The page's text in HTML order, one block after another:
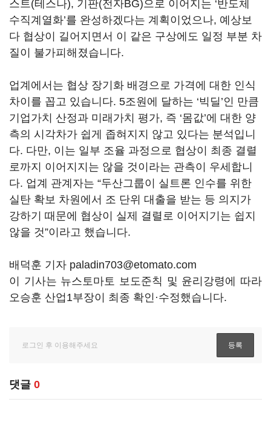
스트(테스나), 기판(전자BG)으로 이어지는 ‘반도체
수직계열화’를 완성하겠다는 계획이었으나, 예상보
다 협상이 길어지면서 이 같은 구상에도 일정 부분 차
질이 불가피해졌습니다.
업계에서는 협상 장기화 배경으로 가격에 대한 인식
차이를 꼽고 있습니다. 5조원에 달하는 ‘빅딜’인 만큼
기업가치 산정과 미래가치 평가, 즉 ‘몸값’에 대한 양
측의 시각차가 쉽게 좁혀지지 않고 있다는 분석입니
다. 다만, 이는 일부 조율 과정으로 협상이 최종 결렬
로까지 이어지지는 않을 것이라는 관측이 우세합니
다. 업계 관계자는 “두산그룹이 실트론 인수를 위한
실탄 확보 차원에서 조 단위 대출을 받는 등 의지가
강하기 때문에 협상이 실제 결렬로 이어지기는 쉽지
않을 것”이라고 했습니다.
배덕훈 기자 paladin703@etomato.com
이 기사는 뉴스토마토 보도준칙 및 윤리강령에 따라
오승훈 산업1부장이 최종 확인·수정했습니다.
댓글 0